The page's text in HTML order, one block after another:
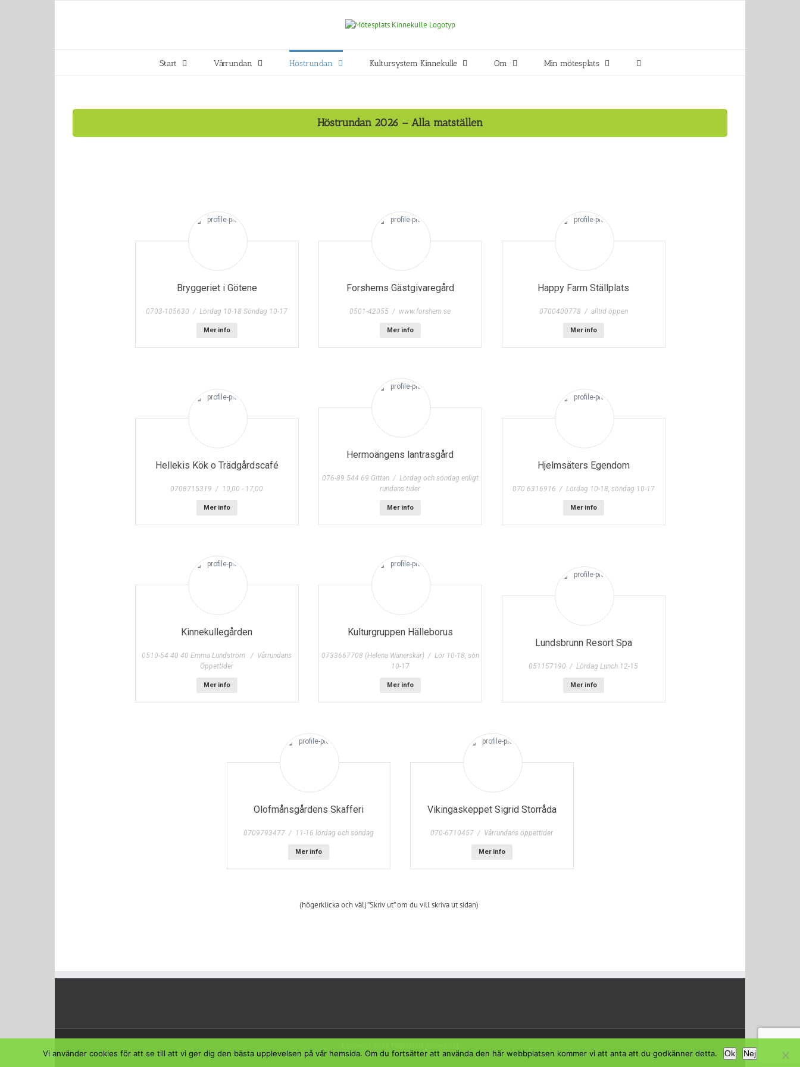
Start Vårrundan Höstrundan Kultursystem Kinnekulle Om Min mötesplats
Höstrundan 2026 – Alla matställen
Bryggeriet i Götene
0703-105630 / Lördag 10-18 Söndag 10-17
Mer info
Forshems Gästgivaregård
0501-42055 / www.forshem.se
Mer info
Happy Farm Ställplats
0700400778 / alltid öppen
Mer info
Hellekis Kök o Trädgårdscafé
0708715319 / 10,00 - 17,00
Mer info
Hermoängens lantrasgård
076-89 544 69 Gittan / Lördag och söndag enligt
rundans tider
Mer info
Hjelmsäters Egendom
070 6316916 / Lördag 10-18, söndag 10-17
Mer info
Kinnekullegården
0510-54 40 40 Emma Lundström / Vårrundans
Öppettider
Mer info
Kulturgruppen Hälleborus
0733667708 (Helena Wänerskär) / Lör 10-18, sön
10-17
Mer info
Lundsbrunn Resort Spa
051157190 / Lördag Lunch 12-15
Mer info
Olofmånsgårdens Skafferi
0709793477 / 11-16 lördag och söndag
Mer info
Vikingaskeppet Sigrid Storråda
070-6710457 / Vårrundans öppettider
Mer info
(högerklicka och välj ”Skriv ut” om du vill skriva ut sidan)
Vi använder cookies för att se till att vi ger dig den bästa upplevelsen på vår hemsida. Om du fortsätter att använda den här webbplatsen kommer vi att anta att du godkänner detta. Ok Nej